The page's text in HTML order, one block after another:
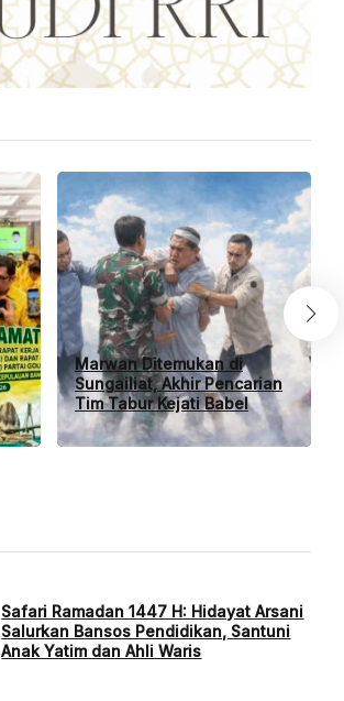
Marwan Ditemukan di
Sungailiat, Akhir Pencarian
Tim Tabur Kejati Babel
Safari Ramadan 1447 H: Hidayat Arsani
Salurkan Bansos Pendidikan, Santuni
Anak Yatim dan Ahli Waris